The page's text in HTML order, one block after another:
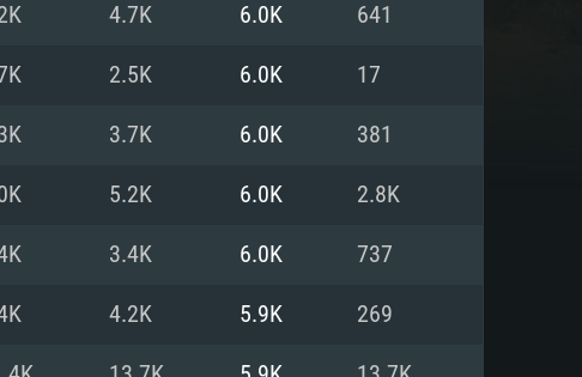
4.7K 6.0K 641
2.5K 6.0K 17
3.7K 6.0K 381
5.2K 6.0K 2.8K
3.4K 6.0K 737
4.2K 5.9K 269